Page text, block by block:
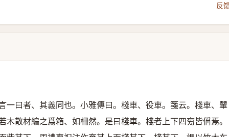
反
一曰者、其義同也。小雅傳曰。棧車、役車。箋云。棧車、輦
木散材編之爲箱、如柵然。是曰棧車。棧者上下四㫄皆偁焉。